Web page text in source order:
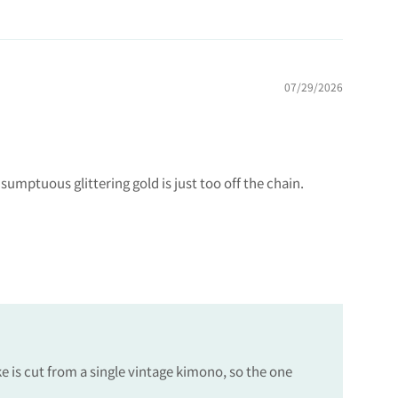
07/29/2026
glittering gold is just too off the chain.
is cut from a single vintage kimono, so the one